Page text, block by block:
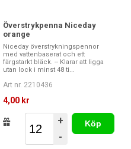
Överstrykpenna Niceday
orange
Niceday överstrykningspennor
med vattenbaserat och ett
färgstarkt bläck. -- Klarar att ligga
utan lock i minst 48 ti...
Art nr. 2210436
4,00 kr
+
-
Köp